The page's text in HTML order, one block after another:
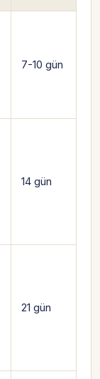
7-10 gün
14 gün
21 gün